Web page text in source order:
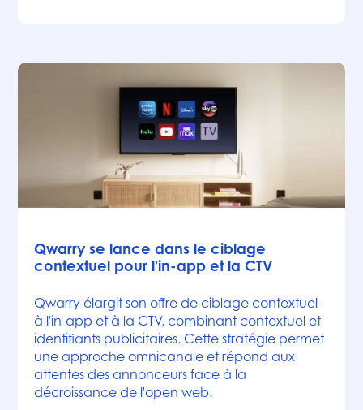
Qwarry se lance dans le ciblage
contextuel pour l'in-app et la CTV
Qwarry élargit son offre de ciblage contextuel
à l'in-app et à la CTV, combinant contextuel et
identifiants publicitaires. Cette stratégie permet
une approche omnicanale et répond aux
attentes des annonceurs face à la
décroissance de l'open web.